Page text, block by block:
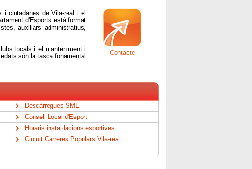
Contacte
i ciutadanes de Vila-real i el
d'Esports està format
auxiliars administratius,
locals i el manteniment i
són la tasca fonamental
Descàrregues SME
Consell Local d'Esport
Horaris instal·lacions esportives
Circuit Carreres Populars Vila-real